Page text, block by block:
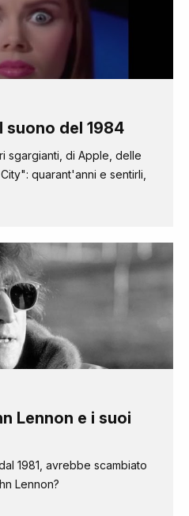
suono del 1984
sgargianti, di Apple, delle
quarant'anni e sentirli,
Lennon e i suoi
1981, avrebbe scambiato
Lennon?